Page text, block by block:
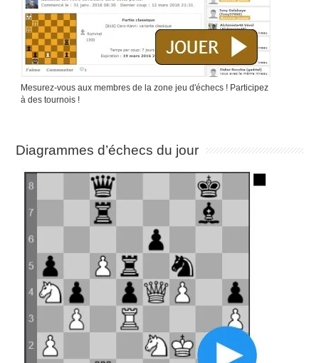
Mesurez-vous aux membres de la zone jeu d'échecs ! Participez
à des tournois !
Diagrammes d’échecs du jour